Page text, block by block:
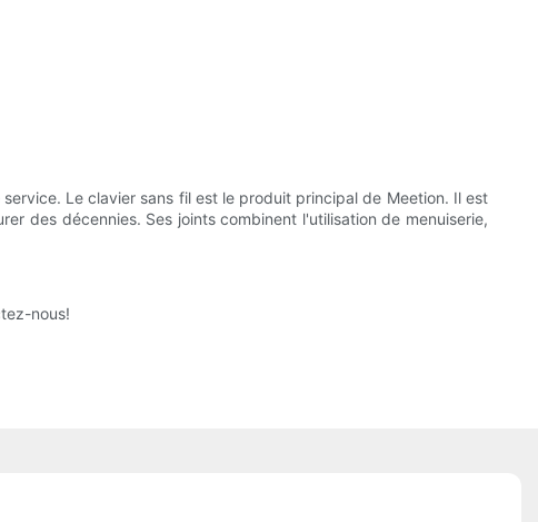
Le clavier sans fil est le produit principal de Meetion. Il est
des décennies. Ses joints combinent l'utilisation de menuiserie,
nous!